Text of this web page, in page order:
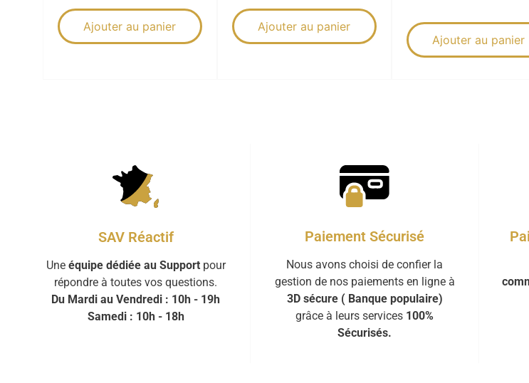
Ajouter au panier Ajouter au panier
Ajouter au panier
SAV Réactif
Une équipe dédiée au Supportpour
répondre à toutes vos questions.
Du Mardi au Vendredi : 10h - 19h
Samedi : 10h - 18h
Paiement Sécurisé
Nous avons choisi de confier la
gestion de nos paiements en ligne à
3D sécure ( Banque populaire)
grâce à leurs services 100%
Sécurisés.